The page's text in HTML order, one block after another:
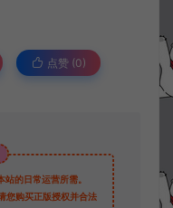
点赞 (0)
的日常运营所需。
您购买正版授权并合法